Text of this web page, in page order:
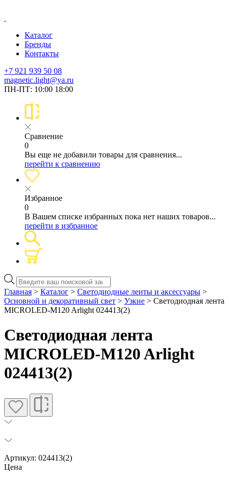
Каталог
Бренды
Контакты
+7 921 939 50 08
magnetic.light@ya.ru
ПН-ПТ: 10:00 18:00
Сравнение
0
Вы еще не добавили товары для сравнения...
перейти к сравнению
Избранное
0
В Вашем списке избранных пока нет наших товаров...
перейти в избранное
Поиск
товаров
Главная > Каталог > Светодиодные ленты и аксессуары >
Основной и декоративный свет > Узкие > Светодиодная лента
MICROLED-M120 Arlight 024413(2)
Светодиодная лента
MICROLED-M120 Arlight
024413(2)
Артикул: 024413(2)
Цена